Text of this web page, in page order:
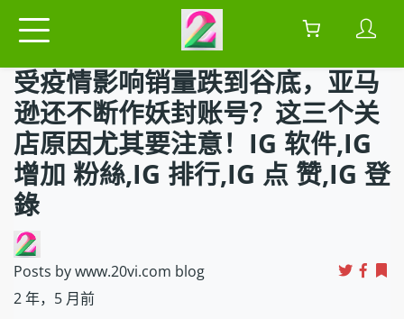
受疫情影响销量跌到谷底，亚马
逊还不断作妖封账号？这三个关
店原因尤其要注意！IG 软件,IG
增加 粉絲,IG 排行,IG 点 赞,IG 登
錄
Posts by www.20vi.com blog
2 年，5 月前